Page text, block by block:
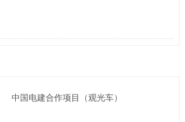
中国电建合作项目（观光车）